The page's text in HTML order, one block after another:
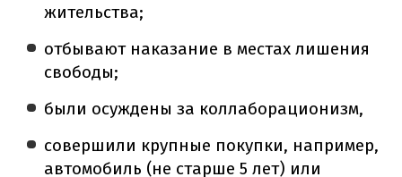
жительства;
отбывают наказание в местах лишения
свободы;
были осуждены за коллаборационизм,
совершили крупные покупки, например,
автомобиль (не старше 5 лет) или